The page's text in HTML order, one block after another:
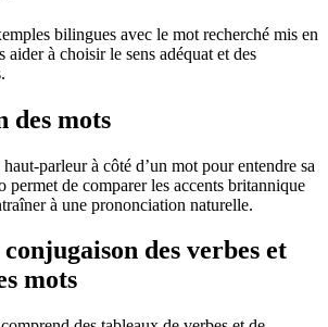
bilingues avec le mot recherché mis en
à choisir le sens adéquat et des
des mots
parleur à côté d’un mot pour entendre sa
permet de comparer les accents britannique
à une prononciation naturelle.
des verbes et
mots